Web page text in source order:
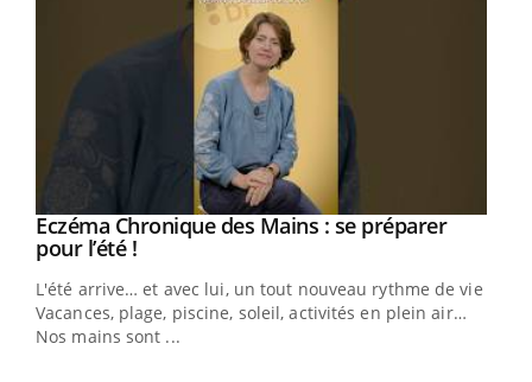
Youtube
Eczéma Chronique des Mains : se préparer
pour l’été !Youtube
L'été arrive… et avec lui, un tout nouveau rythme de vie !
Vacances, plage, piscine, soleil, activités en plein air…
Nos mains sont ...